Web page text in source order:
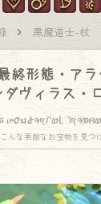
黒魔道士-杖
終形態・ア
ヴィラス・
wonderful
んな素敵なお宝物を見つ